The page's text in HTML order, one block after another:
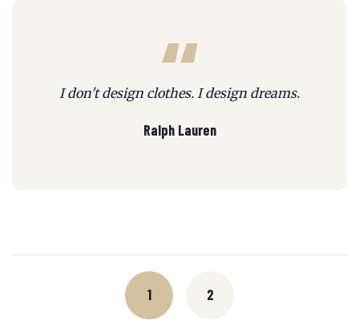
I don't design clothes. I design dreams.
Ralph Lauren
1 2